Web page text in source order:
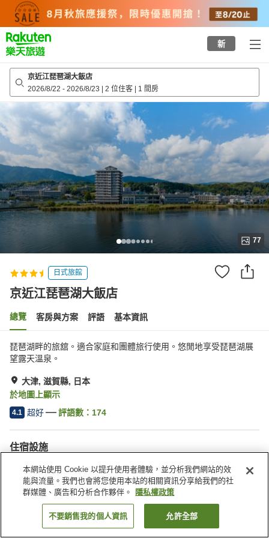
top
page
新
京近江琵琶湖大飯店
2026/8/22 - 2026/8/23 | 2 位住客 | 1 間房
77
日式旅館
京近江琵琶湖大飯店
總覽 客房與方案 評語 基本資訊
琵琶湖畔的旅舘。適合家庭和團體旅行使用。悠閒地享受琵琶湖展
望露天溫泉。
大津, 滋賀縣, 日本
於地圖上顯示
4.1 超好 評語數： 174
住宿設施
停車場
Spa／美容沙龍
休息室
咖啡廳
找客房
本網站使用 Cookie 以提升使用者體驗，並分析我們網站的效
能與流量。我們也會將您使用本站的相關資訊分享給我們的社
群媒體、廣告和分析合作夥伴。
隱私權政策
不要銷售我的個人資訊 允許全部